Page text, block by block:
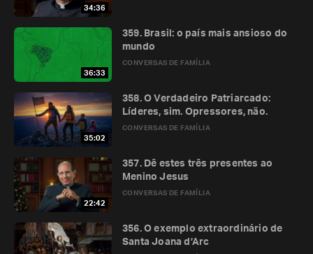
34:36
36:33
CONVERSAS DE FAMÍLIA
359. Brasil: o país mais ansioso do
mundo
35:02
CONVERSAS DE FAMÍLIA
358. O Verdadeiro Patriarcado:
Líderes, sim. Opressores, não.
22:42
CONVERSAS DE FAMÍLIA
357. Dê estes três presentes ao
Menino Jesus
356. O exemplo extraordinário de
Santa Joana d’Arc